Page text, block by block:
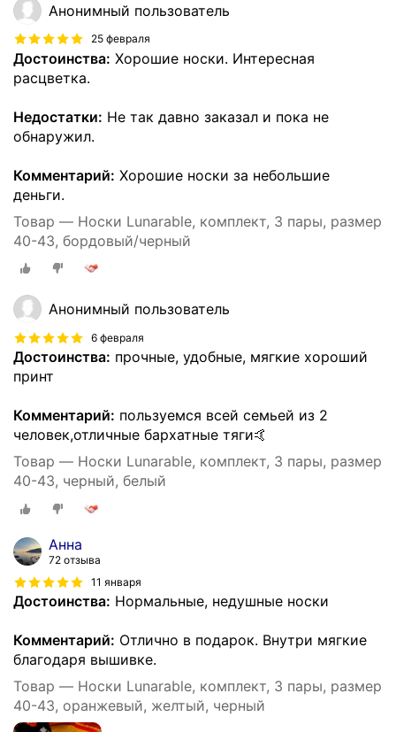
Анонимный пользователь
25 февраля
Достоинства: Хорошие носки. Интересная
расцветка.
Недостатки: Не так давно заказал и пока не
обнаружил.
Комментарий: Хорошие носки за небольшие
деньги.
Товар — Носки Lunarable, комплект, 3 пары, размер
40-43, бордовый/черный
Анонимный пользователь
6 февраля
Достоинства: прочные, удобные, мягкие хороший
принт
Комментарий: пользуемся всей семьей из 2
человек,отличные бархатные тяги🤙
Товар — Носки Lunarable, комплект, 3 пары, размер
40-43, черный, белый
Анна
72 отзыва
11 января
Достоинства: Нормальные, недушные носки
Комментарий: Отлично в подарок. Внутри мягкие
благодаря вышивке.
Товар — Носки Lunarable, комплект, 3 пары, размер
40-43, оранжевый, желтый, черный